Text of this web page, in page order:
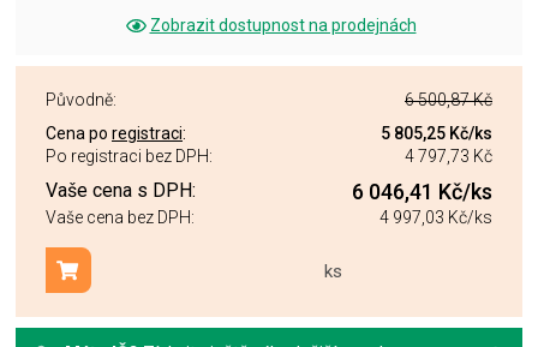
Zobrazit dostupnost na prodejnách
Původně:
6 500,87 Kč
Cena po registraci: 5 805,25 Kč/ks
Po registraci bez DPH:
4 797,73 Kč
Vaše cena s DPH: 6 046,41 Kč/ks
Vaše cena bez DPH: 4 997,03 Kč/ks
ks
Přidat do košíku